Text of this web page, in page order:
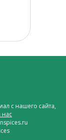
с нашего сайта,
нас